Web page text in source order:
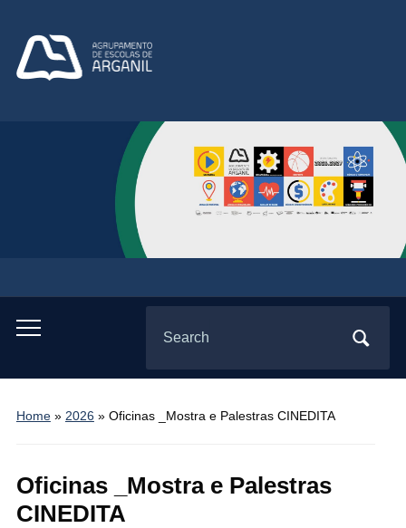
Toggle
menu
for:
Home» 2026 » Oficinas _Mostra e Palestras CINEDITA
Oficinas _Mostra e Palestras
CINEDITA